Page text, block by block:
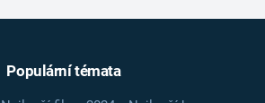
Populární témata